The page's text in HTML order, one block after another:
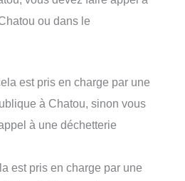
ou dans le
est pris en charge par une
à Chatou, sinon vous
à une déchetterie
est pris en charge par une